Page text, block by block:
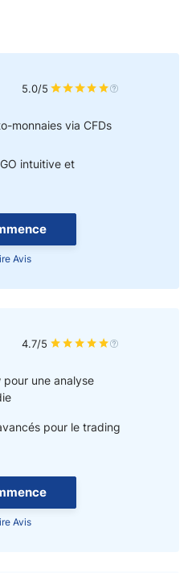
Avis
5.0/5
monnaies via CFDs
intuitive et
Avis
4.7/5
pour une analyse
pour le trading